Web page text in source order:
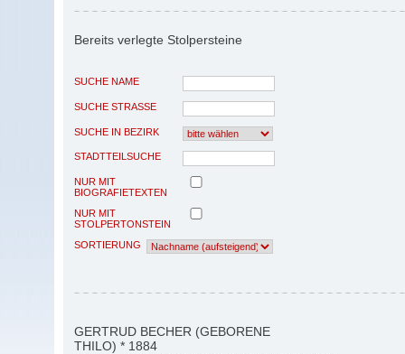
Bereits verlegte Stolpersteine
SUCHE NAME
SUCHE STRASSE
SUCHE IN BEZIRK
STADTTEILSUCHE
NUR MIT
BIOGRAFIETEXTEN
NUR MIT
STOLPERTONSTEIN
SORTIERUNG
GERTRUD BECHER (GEBORENE
THILO) * 1884